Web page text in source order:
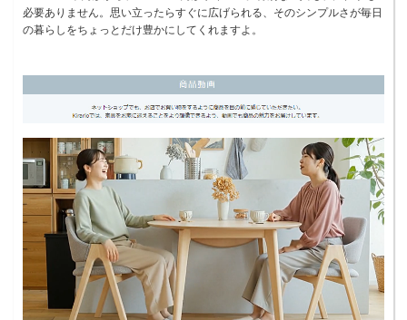
必要ありません。思い立ったらすぐに広げられる、そのシンプルさが毎日
の暮らしをちょっとだけ豊かにしてくれますよ。